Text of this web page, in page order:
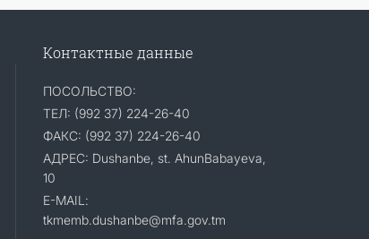
Контактные данные
ПОСОЛЬСТВО:
ТЕЛ: (992 37) 224-26-40
ФАКС: (992 37) 224-26-40
АДРЕС: Dushanbe, st. AhunBabayeva,
10
E-MAIL:
tkmemb.dushanbe@mfa.gov.tm